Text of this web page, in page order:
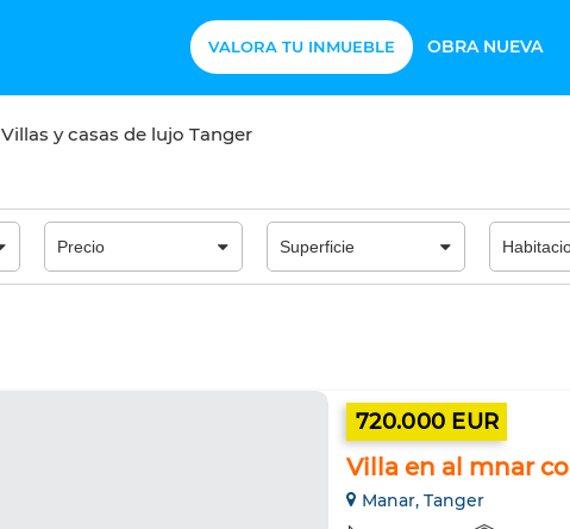
VALORA TU INMUEBLE OBRA NUEVA
Villas y casas de lujo Tanger
720.000 EUR
Villa en al mnar
Manar, Tanger